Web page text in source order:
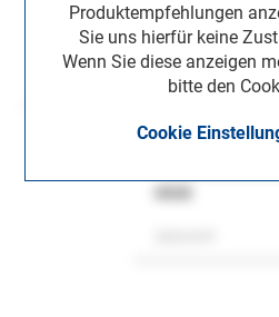
Produktempfehlungen
Sie uns hierfür keine
Wenn Sie diese anzeigen
bitte den
Cookie